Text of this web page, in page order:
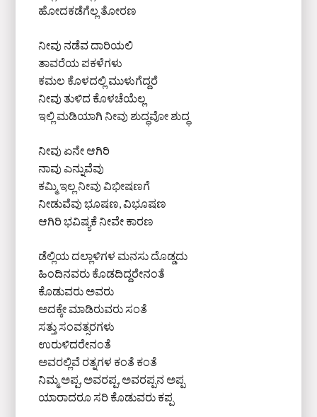
ಹೋದಕಡೆಗೆಲ್ಲ ತೋರಣ
ನೀವು ನಡೆವ ದಾರಿಯಲಿ
ತಾವರೆಯ ಪಕಳೆಗಳು
ಕಮಲ ಕೊಳದಲ್ಲಿ ಮುಳುಗೆದ್ದರೆ
ನೀವು ತುಳಿದ ಕೊಳಚೆಯೆಲ್ಲ
ಇಲ್ಲಿ ಮಡಿಯಾಗಿ ನೀವು ಶುದ್ಧವೋ ಶುದ್ಧ
ನೀವು ಏನೇ ಆಗಿರಿ
ನಾವು ಎನ್ನುವೆವು
ಕಮ್ಮಿ ಇಲ್ಲ ನೀವು ವಿಭೀಷಣಗೆ
ನೀಡುವೆವು ಭೂಷಣ, ವಿಭೂಷಣ
ಆಗಿರಿ ಭವಿಷ್ಯಕೆ ನೀವೇ ಕಾರಣ
ಡೆಲ್ಲಿಯ ದಲ್ಲಾಳಿಗಳ ಮನಸು ದೊಡ್ಡದು
ಹಿಂದಿನವರು ಕೊಡದಿದ್ದರೇನಂತೆ
ಕೊಡುವರು ಅವರು
ಅದಕ್ಕೇ ಮಾಡಿರುವರು ಸಂತೆ
ಸತ್ತು ಸಂವತ್ಸರಗಳು
ಉರುಳಿದರೇನಂತೆ
ಅವರಲ್ಲಿವೆ ರತ್ನಗಳ ಕಂತೆ ಕಂತೆ
ನಿಮ್ಮ ಅಪ್ಪ, ಅವರಪ್ಪ, ಅವರಪ್ಪನ ಅಪ್ಪ
ಯಾರಾದರೂ ಸರಿ ಕೊಡುವರು ಕಪ್ಪ